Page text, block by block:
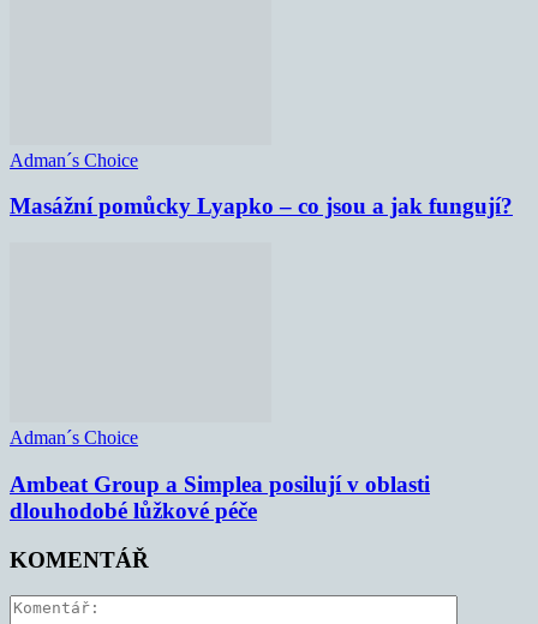
Adman´s Choice
Masážní pomůcky Lyapko – co jsou a jak fungují?
Adman´s Choice
Ambeat Group a Simplea posilují v oblasti
dlouhodobé lůžkové péče
KOMENTÁŘ